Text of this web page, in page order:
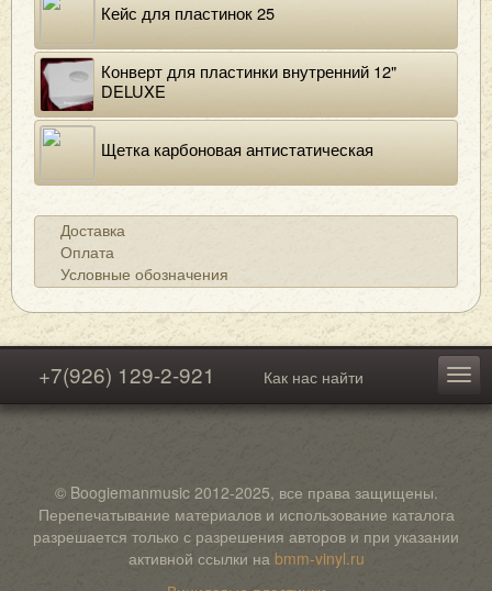
Кейс для пластинок 25
Конверт для пластинки внутренний 12"
DELUXE
Щетка карбоновая антистатическая
Доставка
Оплата
Условные обозначения
+7(926) 129-2-921 Как нас найти
© Boogiemanmusic 2012-2025, все права защищены.
Перепечатывание материалов и использование каталога
разрешается только с разрешения авторов и при указании
активной ссылки на bmm-vinyl.ru